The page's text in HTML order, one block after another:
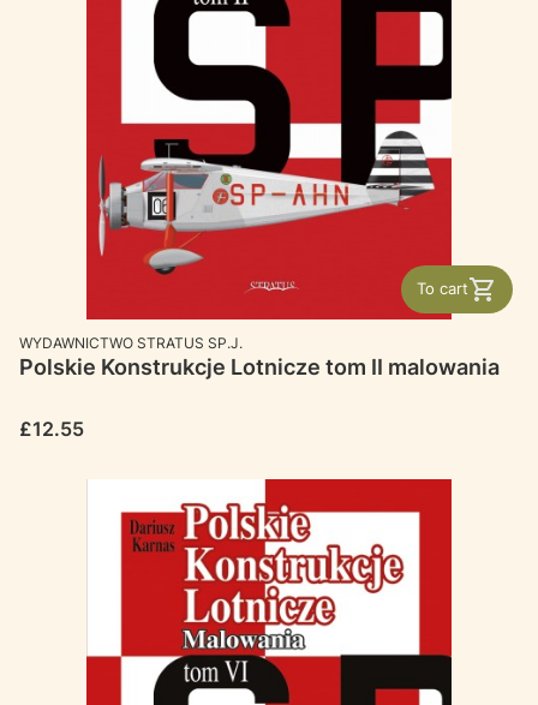
To cart
MANUFACTURER
WYDAWNICTWO STRATUS SP.J.
Polskie Konstrukcje Lotnicze tom II malowania
Price
£12.55